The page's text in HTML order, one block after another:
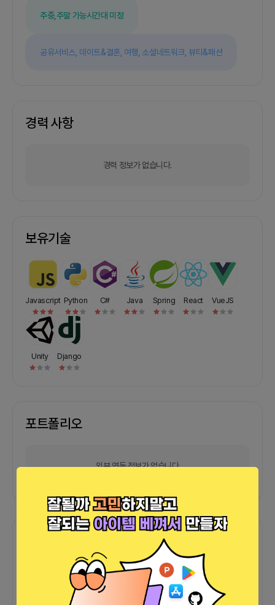
주중,주말 가능시간대 미정
공유서비스, 데이트&결혼, 여행, 소셜네트워크, 뷰티&패션
경력 사항
경력 정보가 없습니다.
보유기술
Javascript Python C# Java Spring React VueJS
Unity Django
포트폴리오
외부 연동 정보가 없습니다
0 프로젝트 0 프로챗 0